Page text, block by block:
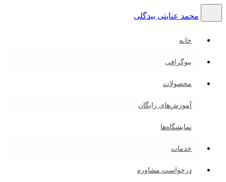
محمد عنایتی بیدگلی
خانه
بیوگرافی
محصولات
آموزش‌های رایگان
نمایشگاه‌ها
خدمات
درخواست مشاوره